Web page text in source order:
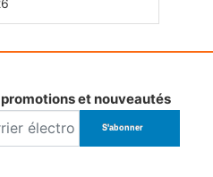
et nouveautés